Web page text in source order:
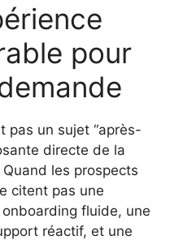
pour
pas un sujet “après-
directe de la
les prospects
citent pas une
fluide, une
réactif, et une